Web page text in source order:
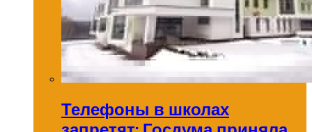
Телефоны в школах